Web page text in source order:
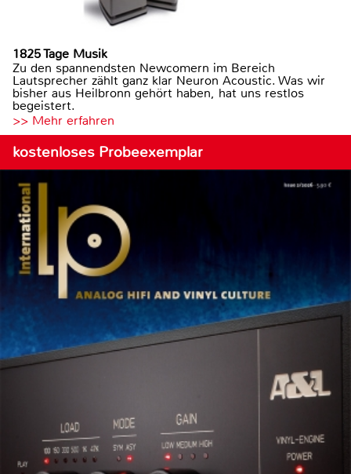
1825 Tage Musik
Zu den spannendsten Newcomern im Bereich
Lautsprecher zählt ganz klar Neuron Acoustic. Was wir
bisher aus Heilbronn gehört haben, hat uns restlos
begeistert.
>> Mehr erfahren
kostenloses Probeexemplar